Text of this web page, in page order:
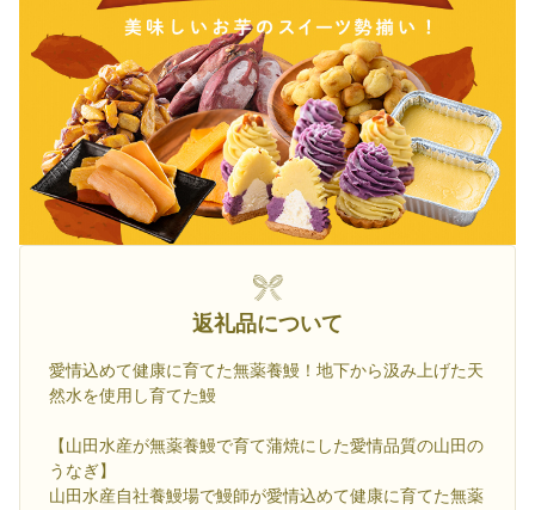
返礼品について
愛情込めて健康に育てた無薬養鰻！地下から汲み上げた天
然水を使用し育てた鰻
【山田水産が無薬養鰻で育て蒲焼にした愛情品質の山田の
うなぎ】
山田水産自社養鰻場で鰻師が愛情込めて健康に育てた無薬